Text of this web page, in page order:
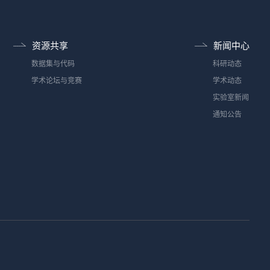
资源共享
数据集与代码
学术论坛与竞赛
新闻中心
科研动态
学术动态
实验室新闻
通知公告